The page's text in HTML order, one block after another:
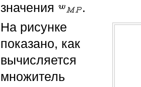
значения
.
На рисунке
показано, как
вычисляется
множитель